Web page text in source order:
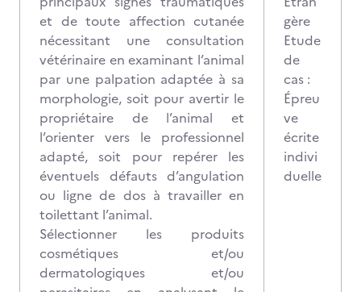
et de toute affection cutanée
nécessitant une consultation
vétérinaire en examinant l’animal
par une palpation adaptée à sa
morphologie, soit pour avertir le
propriétaire de l’animal et
l’orienter vers le professionnel
adapté, soit pour repérer les
éventuels défauts d’angulation
ou ligne de dos à travailler en
toilettant l’animal.
Sélectionner les produits
cosmétiques et/ou
dermatologiques et/ou
gère
Etude
de
cas :
Épreu
ve
écrite
indivi
duelle